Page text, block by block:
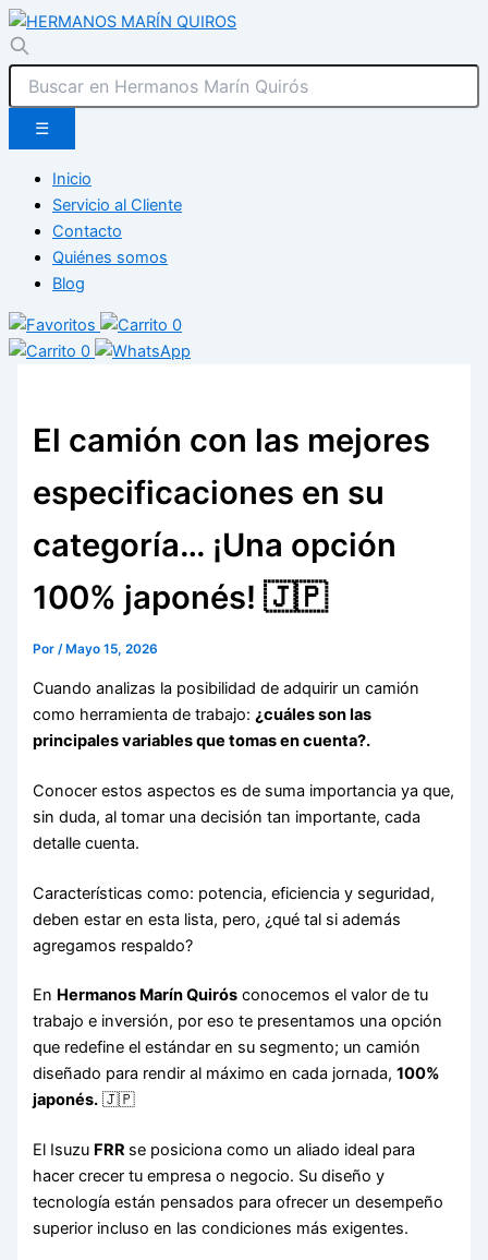
☰
Inicio
Servicio al Cliente
Contacto
Quiénes somos
Blog
0
0
El camión con las mejores
especificaciones en su
categoría… ¡Una opción
100% japonés! 🇯🇵
Por/ Mayo 15, 2026
Cuando analizas la posibilidad de adquirir un camión
como herramienta de trabajo:¿cuáles son las
principales variables que tomas en cuenta?.
Conocer estos aspectos es de suma importancia ya que,
sin duda, al tomar una decisión tan importante, cada
detalle cuenta.
Características como: potencia, eficiencia y seguridad,
deben estar en esta lista, pero, ¿qué tal si además
agregamos respaldo?
En Hermanos Marín Quirós conocemos el valor de tu
trabajo e inversión, por eso te presentamos una opción
que redefine el estándar en su segmento; un camión
diseñado para rendir al máximo en cada jornada,100%
japonés. 🇯🇵
El Isuzu FRR se posiciona como un aliado ideal para
hacer crecer tu empresa o negocio. Su diseño y
tecnología están pensados para ofrecer un desempeño
superior incluso en las condiciones más exigentes.